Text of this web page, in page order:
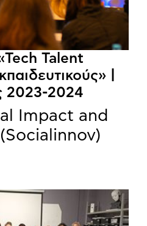
Talent
|
2023-2024
Impact and